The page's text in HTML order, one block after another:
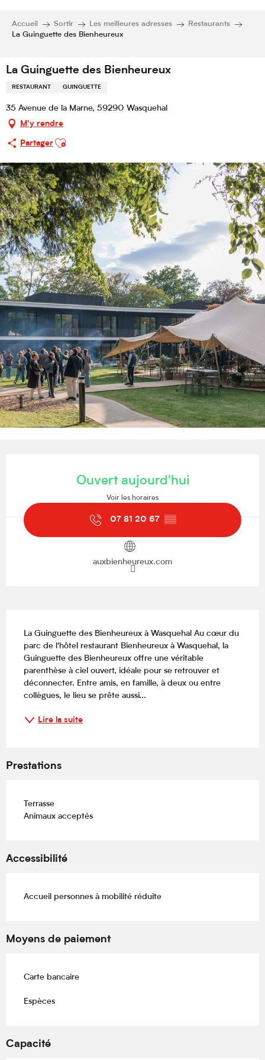
Accueil Sortir Les meilleures adresses
Restaurants
La Guinguette des Bienheureux
La Guinguette des Bienheureux
RESTAURANT GUINGUETTE
35 Avenue de la Marne, 59290 Wasquehal
M'y rendre
Partager
Ajouter aux favoris
Ouvert aujourd'hui
Voir les horaires
07 81 20 67 ▒▒
auxbienheureux.com
La Guinguette des Bienheureux à Wasquehal Au cœur du
parc de l'hôtel restaurant Bienheureux à Wasquehal, la
Guinguette des Bienheureux offre une véritable
parenthèse à ciel ouvert, idéale pour se retrouver et
déconnecter. Entre amis, en famille, à deux ou entre
collègues, le lieu se prête aussi...
Lire la suite
Prestations
Terrasse
Animaux acceptés
Accessibilité
Accueil personnes à mobilité réduite
Moyens de paiement
Carte bancaire
Espèces
Capacité